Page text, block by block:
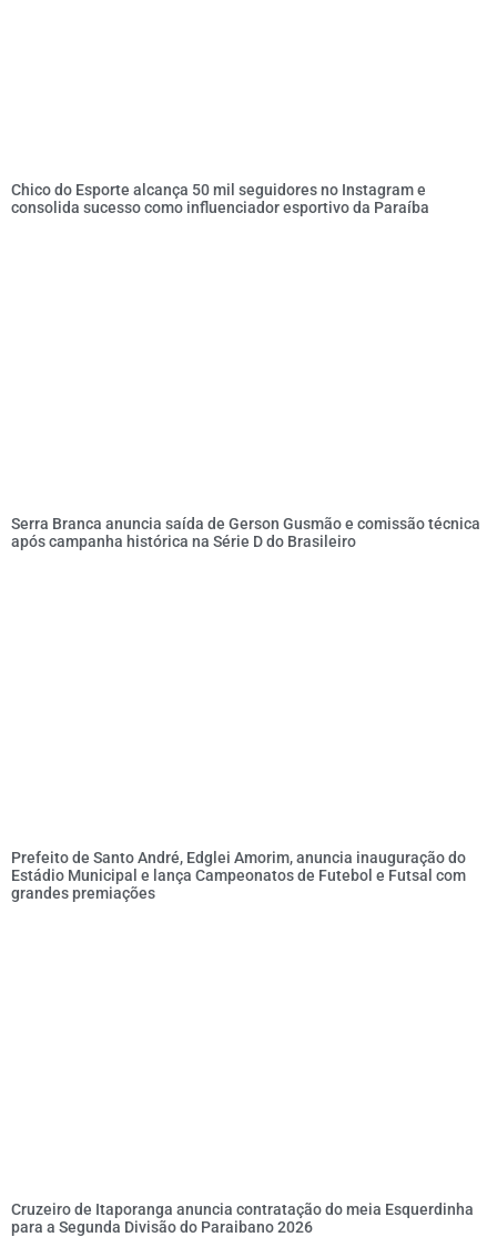
Chico do Esporte alcança 50 mil seguidores no Instagram e
consolida sucesso como influenciador esportivo da Paraíba
Serra Branca anuncia saída de Gerson Gusmão e comissão técnica
após campanha histórica na Série D do Brasileiro
Prefeito de Santo André, Edglei Amorim, anuncia inauguração do
Estádio Municipal e lança Campeonatos de Futebol e Futsal com
grandes premiações
Cruzeiro de Itaporanga anuncia contratação do meia Esquerdinha
para a Segunda Divisão do Paraibano 2026